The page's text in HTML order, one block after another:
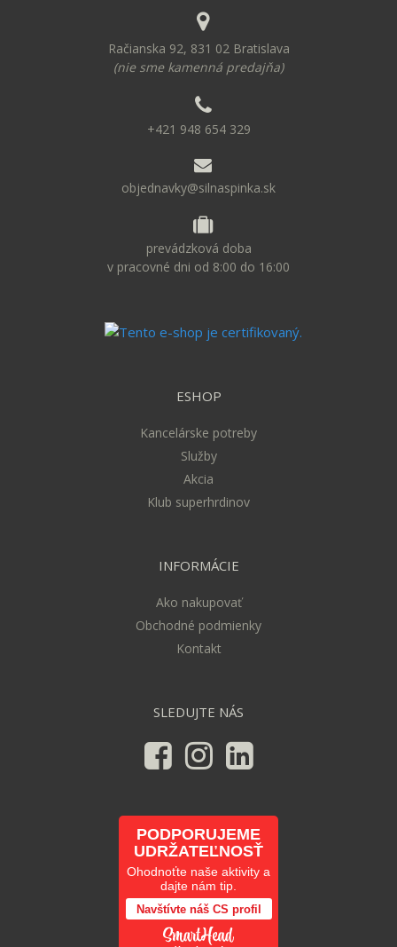
Račianska 92, 831 02 Bratislava
(nie sme kamenná predajňa)
+421 948 654 329
objednavky@silnaspinka.sk
prevádzková doba
v pracovné dni od 8:00 do 16:00
ESHOP
Kancelárske potreby
Služby
Akcia
Klub superhrdinov
INFORMÁCIE
Ako nakupovať
Obchodné podmienky
Kontakt
SLEDUJTE NÁS
PODPORUJEME
UDRŽATEĽNOSŤ
Ohodnoťte naše aktivity a
dajte nám tip.
Navštívte náš CS profil